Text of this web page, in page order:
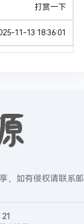
打赏一下
11-13 18:36:01
，如有侵权请联系邮
21